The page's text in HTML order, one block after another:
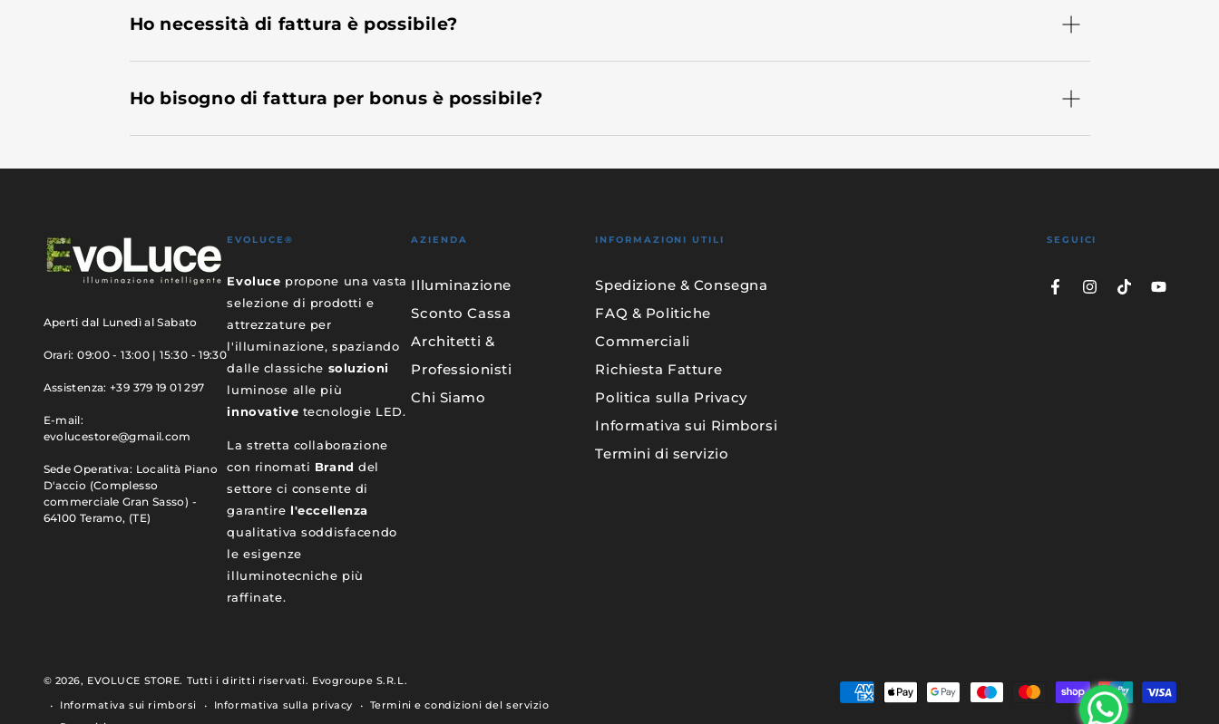
Ho necessità di fattura è possibile?
Ho bisogno di fattura per bonus è possibile?
Aperti dal Lunedì al Sabato
Orari: 09:00 - 13:00 | 15:30 - 19:30
Assistenza: +39 379 19 01 297
E-mail:
evolucestore@gmail.com
Sede Operativa: Località Piano
D'accio (Complesso
commerciale Gran Sasso) -
64100 Teramo, (TE)
EVOLUCE®
Evoluce propone una vasta
selezione di prodotti e
attrezzature per
l'illuminazione, spaziando
dalle classiche soluzioni
luminose alle più
innovative tecnologie LED.
La stretta collaborazione
con rinomati Brand del
settore ci consente di
garantire l'eccellenza
qualitativa soddisfacendo
le esigenze
illuminotecniche più
raffinate.
AZIENDA
Illuminazione
Sconto Cassa
Architetti &
Professionisti
Chi Siamo
INFORMAZIONI UTILI
Spedizione & Consegna
FAQ & Politiche
Commerciali
Richiesta Fatture
Politica sulla Privacy
Informativa sui Rimborsi
Termini di servizio
SEGUICI
FacebookInstagram
TikTokYouTube
© 2026, EVOLUCE STORE. Tutti i diritti riservati. Evogroupe S.R.L.
Informativa sui rimborsi
Informativa sulla privacy
Termini e condizioni del servizio